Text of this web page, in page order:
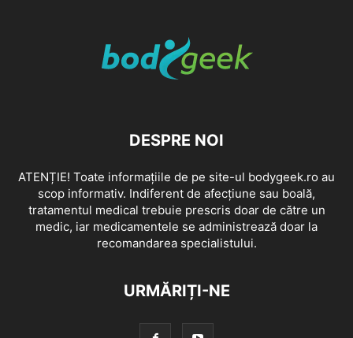
DESPRE NOI
ATENȚIE! Toate informațiile de pe site-ul bodygeek.ro au
scop informativ. Indiferent de afecțiune sau boală,
tratamentul medical trebuie prescris doar de către un
medic, iar medicamentele se administrează doar la
recomandarea specialistului.
URMĂRIȚI-NE